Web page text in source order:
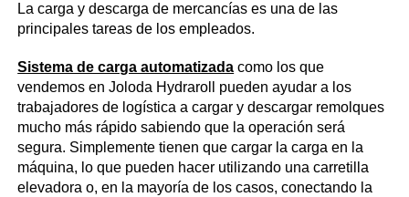
La carga y descarga de mercancías es una de las
principales tareas de los empleados.
Sistema de carga automatizada como los que
vendemos en Joloda Hydraroll pueden ayudar a los
trabajadores de logística a cargar y descargar remolques
mucho más rápido sabiendo que la operación será
segura. Simplemente tienen que cargar la carga en la
máquina, lo que pueden hacer utilizando una carretilla
elevadora o, en la mayoría de los casos, conectando la